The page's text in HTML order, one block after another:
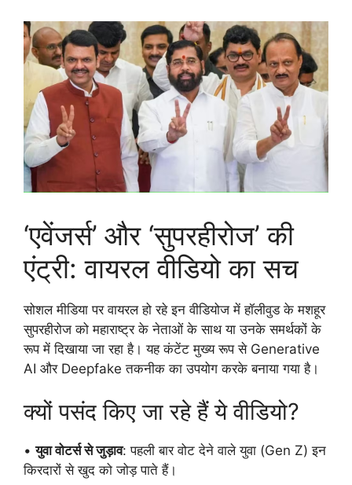
‘एवेंजर्स’ और ‘सुपरहीरोज’ की
एंट्री: वायरल वीडियो का सच
सोशल मीडिया पर वायरल हो रहे इन वीडियोज में हॉलीवुड के मशहूर
सुपरहीरोज को महाराष्ट्र के नेताओं के साथ या उनके समर्थकों के
रूप में दिखाया जा रहा है। यह कंटेंट मुख्य रूप से Generative
AI और Deepfake तकनीक का उपयोग करके बनाया गया है।
क्यों पसंद किए जा रहे हैं ये वीडियो?
•युवा वोटर्स से जुड़ाव: पहली बार वोट देने वाले युवा (Gen Z) इन
किरदारों से खुद को जोड़ पाते हैं।